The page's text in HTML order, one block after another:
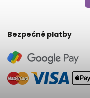
Bezpečné platby